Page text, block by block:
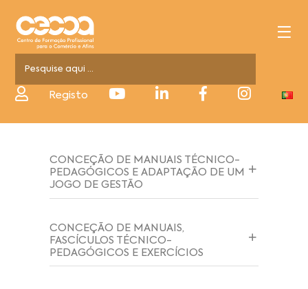
Registo
CONCEÇÃO DE MANUAIS TÉCNICO-
PEDAGÓGICOS E ADAPTAÇÃO DE UM
JOGO DE GESTÃO
CONCEÇÃO DE MANUAIS,
FASCÍCULOS TÉCNICO-
PEDAGÓGICOS E EXERCÍCIOS